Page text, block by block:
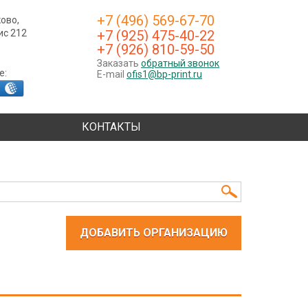
+7 (496) 569-67-70
+7 (925) 475-40-22
+7 (926) 810-59-50
Заказать обратный звонок
E-mail ofis1@bp-print.ru
212
КОНТАКТЫ
ДОБАВИТЬ ОРГАНИЗАЦИЮ